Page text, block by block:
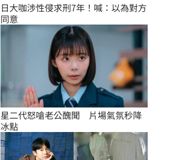
日大咖涉性侵求刑7年！喊：以為對方
同意
星二代怒嗆老公醜聞　片場氣氛秒降
冰點